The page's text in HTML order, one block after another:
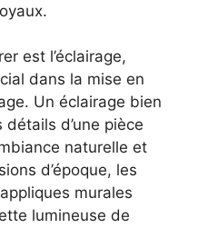
est l’éclairage,
dans la mise en
Un éclairage bien
d’une pièce
naturelle et
d’époque, les
murales
lumineuse de